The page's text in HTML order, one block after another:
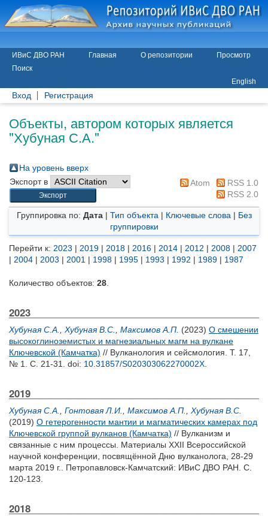
ИВиС ДВО РАН Главная О репозитории
Просмотр
Поиск
English
Вход Регистрация
Объекты, автором которых является
"Хубуная С.А."
На уровень вверх
Экспорт в
Atom
RSS 1.0
RSS 2.0
Группировка по: Дата| Тип объекта | Ключевые слова | Без
группировки
Перейти к: 2023 | 2019 | 2018 | 2016 | 2014 | 2012 | 2008 | 2007
| 2004 | 2003 | 2001 | 1998 | 1995 | 1993 | 1992 | 1989 | 1987
Количество объектов: 28
2023
Хубуная С.А. Хубуная В.С. Максимов А.П. (2023) О смешении
высокоглиноземистых и магнезиальных магм на вулкане
Ключевской (Камчатка) // Вулканология и сейсмология. Т. 17,
№ 1. С. 21-31. doi: 10.31857/S020303062270002X
2019
Хубуная С.А. Гонтовая Л.И. Максимов А.П.
Хубуная В.С.
(2019) О гетерогенности мантии и магматических камерах под
Ключевской группой вулканов (Камчатка) // Вулканизм и
связанные с ним процессы. Материалы XXII Всероссийской
научной конференции, посвящённой Дню вулканолога, 28-29
марта 2019 г.. Петропавловск-Камчатский: ИВиС ДВО РАН. С.
120-123.
2018